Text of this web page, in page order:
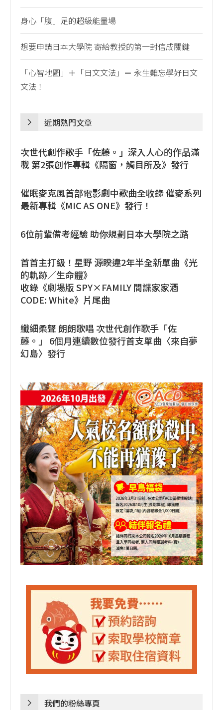
身心「腹」足的超級能量場
想要申請日本大學院 寄給教授的第一封信成關鍵
「心智地圖」＋「日文文法」＝ 永生難忘學好日文
文法！
近期熱門文章
次世代創作歌手「佐藤。」深入人心的作品滿
載 第2張創作專輯《隔窗，觸目所及》發行
催眠麥克風首部電影劇中歌曲全收錄 催麥系列
最新專輯《MIC AS ONE》發行！
6位前輩備考經驗 助你規劃日本大學院之路
首首主打級！星野 源睽違2年半全新單曲《光
的軌跡／生命體》
收錄《劇場版 SPY×FAMILY 間諜家家酒
CODE: White》片尾曲
纖細柔聲 朗朗歌唱 次世代創作歌手「佐
藤。」 6個月連續數位發行首支單曲〈來自夢
幻島〉發行
我們的粉絲專頁